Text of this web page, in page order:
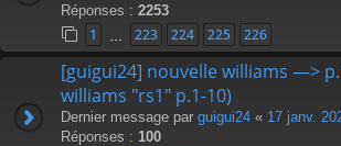
Réponses : 2253
1 223 224 225 226
[guigui24] nouvelle williams —>
williams "rs1" p.1-10)
Dernier message par guigui24 « 17 janv.
Réponses : 100